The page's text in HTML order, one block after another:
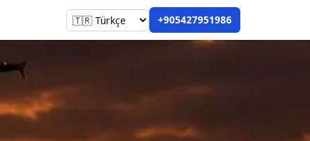
+905427951986